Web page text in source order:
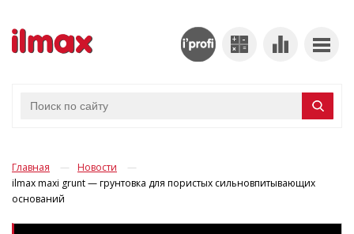
Главная
Новости
ilmax maxi grunt — грунтовка для пористых сильновпитывающих
оснований